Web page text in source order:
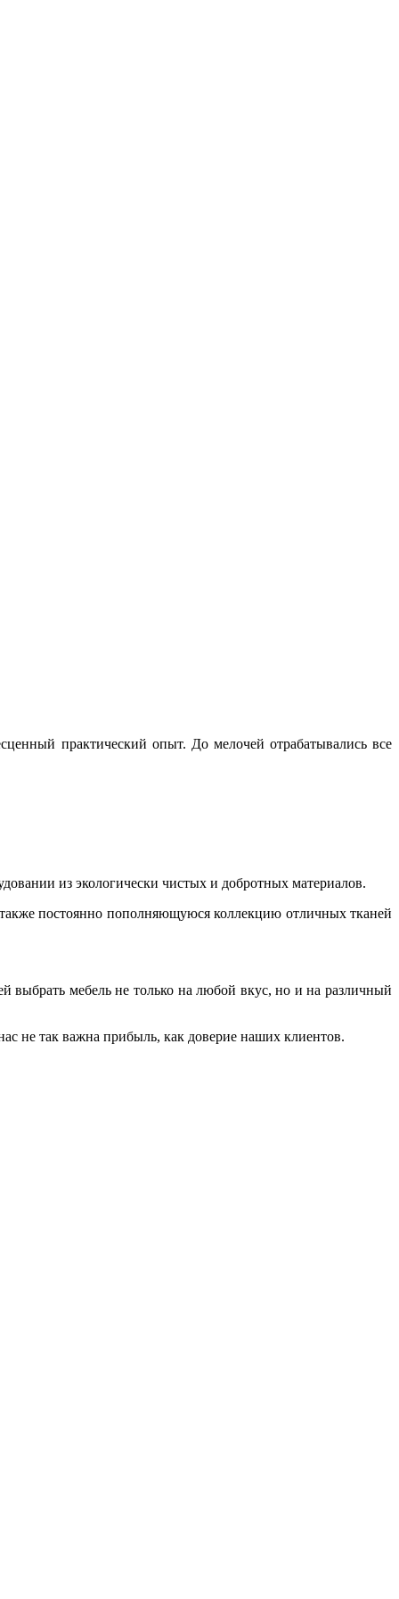
практический опыт. До мелочей отрабатывались все
из экологически чистых и добротных материалов.
постоянно пополняющуюся коллекцию отличных тканей
выбрать мебель не только на любой вкус, но и на различный
не так важна прибыль, как доверие наших клиентов.